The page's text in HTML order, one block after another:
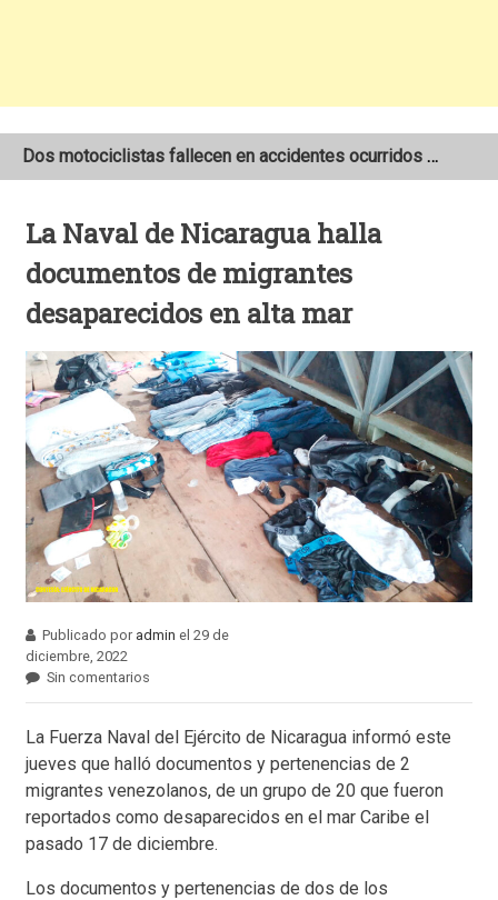
Dos motociclistas fallecen en accidentes ocurridos en la Carretera Nueva a León
La Naval de Nicaragua halla
documentos de migrantes
desaparecidos en alta mar
Publicado por admin el 29 de
diciembre, 2022
Sin comentarios
La Fuerza Naval del Ejército de Nicaragua informó este
jueves que halló documentos y pertenencias de 2
migrantes venezolanos, de un grupo de 20 que fueron
reportados como desaparecidos en el mar Caribe el
pasado 17 de diciembre.
Los documentos y pertenencias de dos de los